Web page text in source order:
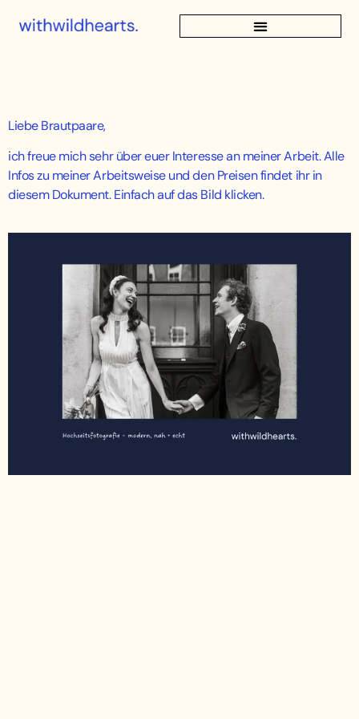
Liebe Brautpaare,
ich freue mich sehr über euer Interesse an meiner Arbeit. Alle
Infos zu meiner Arbeitsweise und den Preisen findet ihr in
diesem Dokument. Einfach auf das Bild klicken.